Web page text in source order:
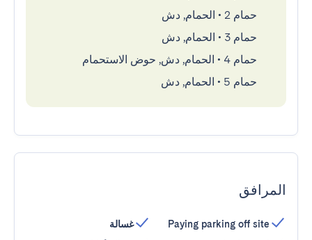
حمام 2
• الحمام, دش
حمام 3
• الحمام, دش
حمام 4
• الحمام, دش, حوض الاستحمام
حمام 5
• الحمام, دش
المرافق
Paying parking off site
غسالة